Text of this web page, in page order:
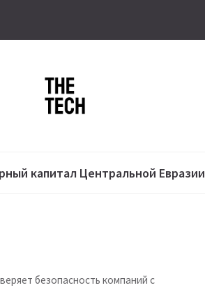
капитал Центральной Евразии
безопасность компаний с